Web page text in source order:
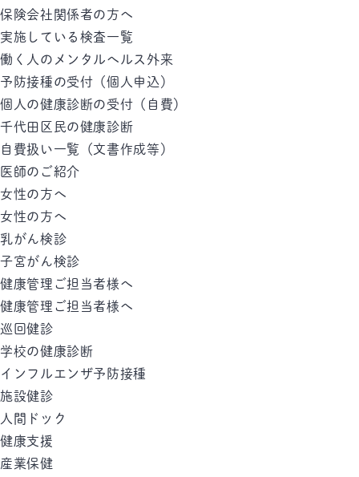
保険会社関係者の方へ
実施している検査一覧
働く人のメンタルへルス外来
予防接種の受付（個人申込）
個人の健康診断の受付（自費）
千代田区民の健康診断
自費扱い一覧（文書作成等）
医師のご紹介
女性の方へ
女性の方へ
乳がん検診
子宮がん検診
健康管理ご担当者様へ
健康管理ご担当者様へ
巡回健診
学校の健康診断
インフルエンザ予防接種
施設健診
人間ドック
健康支援
産業保健